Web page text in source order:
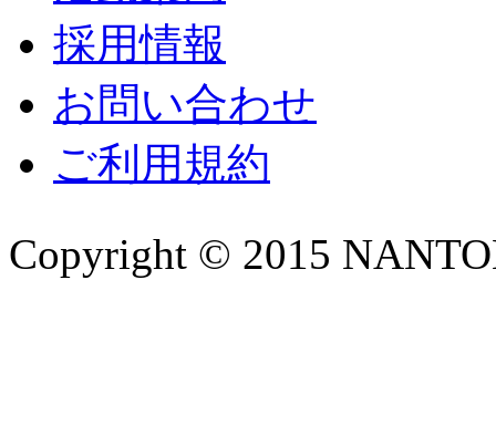
採用情報
お問い合わせ
ご利用規約
Copyright © 2015